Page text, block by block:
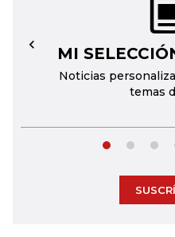
MI
Noticias
temas
←